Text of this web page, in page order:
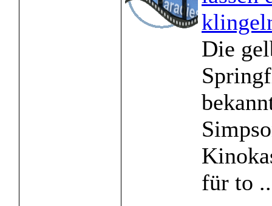
Die
für to